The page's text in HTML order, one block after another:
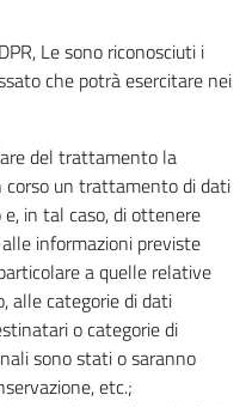
Le sono riconosciuti i
che potrà esercitare nei
del trattamento la
corso un trattamento di dati
in tal caso, di ottenere
informazioni previste
a quelle relative
categorie di dati
o categorie di
sono stati o saranno
etc.;